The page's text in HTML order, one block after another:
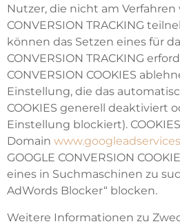
Nutzer, die nicht am Verfahren
CONVERSION TRACKING
können das Setzen eines für
CONVERSION TRACKING
CONVERSION COOKIES
Einstellung, die das
COOKIES generell deaktiviert
Einstellung blockiert).
Domain
GOOGLE CONVERSION
eines in Suchmaschinen zu
AdWords Blocker“ blocken.
Weitere Informationen zu